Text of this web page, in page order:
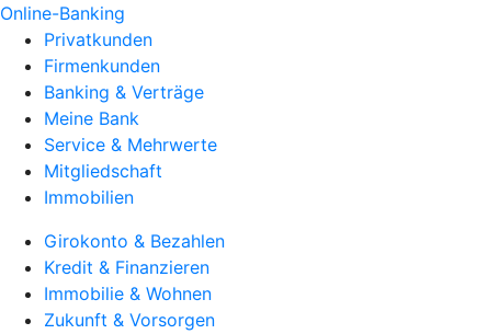
Online-Banking
Privatkunden
Firmenkunden
Banking & Verträge
Meine Bank
Service & Mehrwerte
Mitgliedschaft
Immobilien
Girokonto & Bezahlen
Kredit & Finanzieren
Immobilie & Wohnen
Zukunft & Vorsorgen